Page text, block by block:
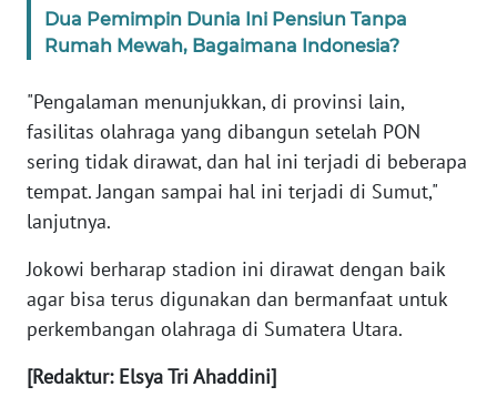
Dua Pemimpin Dunia Ini Pensiun Tanpa
Rumah Mewah, Bagaimana Indonesia?
"Pengalaman menunjukkan, di provinsi lain,
fasilitas olahraga yang dibangun setelah PON
sering tidak dirawat, dan hal ini terjadi di beberapa
tempat. Jangan sampai hal ini terjadi di Sumut,"
lanjutnya.
Jokowi berharap stadion ini dirawat dengan baik
agar bisa terus digunakan dan bermanfaat untuk
perkembangan olahraga di Sumatera Utara.
[Redaktur: Elsya Tri Ahaddini]
WN
BANTEN
NTT
WN
KEPRI
PAPUA
WN
BARAT